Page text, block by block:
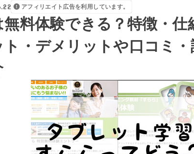
アフィリエイト広告を利用しています。
料体験できる？特徴・仕
ト・デメリットや口コミ・